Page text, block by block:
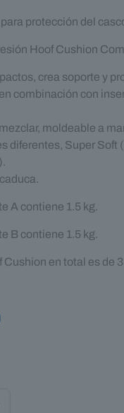
protección del
Hoof Cushion
crea soporte y
combinación con
moldeable a
diferentes, Super
A contiene 1.5 kg.
B contiene 1.5 kg.
Cushion en total es de